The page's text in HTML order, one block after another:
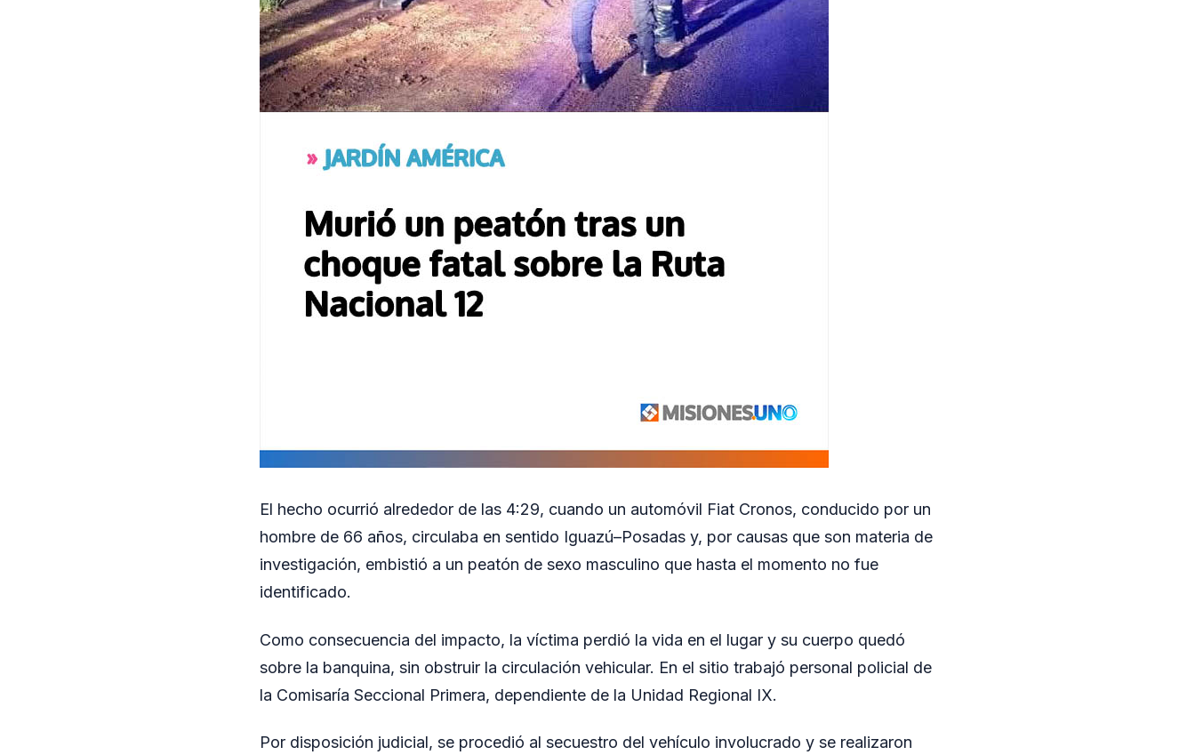
El hecho ocurrió alrededor de las 4:29, cuando un automóvil Fiat Cronos, conducido por un
hombre de 66 años, circulaba en sentido Iguazú–Posadas y, por causas que son materia de
investigación, embistió a un peatón de sexo masculino que hasta el momento no fue
identificado.
Como consecuencia del impacto, la víctima perdió la vida en el lugar y su cuerpo quedó
sobre la banquina, sin obstruir la circulación vehicular. En el sitio trabajó personal policial de
la Comisaría Seccional Primera, dependiente de la Unidad Regional IX.
Por disposición judicial, se procedió al secuestro del vehículo involucrado y se realizaron